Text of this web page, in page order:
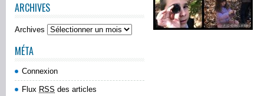
ARCHIVES
Archives
MÉTA
Connexion
Flux RSS des articles